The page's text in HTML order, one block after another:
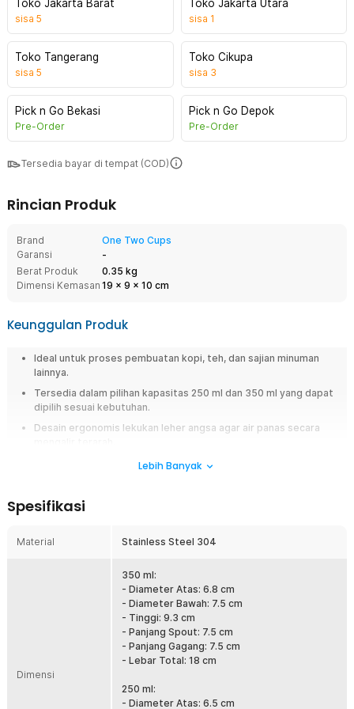
Toko Jakarta Barat
sisa 5
Toko Jakarta Utara
sisa 1
Toko Tangerang
sisa 5
Toko Cikupa
sisa 3
Pick n Go Bekasi
Pre-Order
Pick n Go Depok
Pre-Order
Tersedia bayar di tempat (COD)
Rincian Produk
Brand
One Two Cups
Garansi
-
Berat Produk
0.35 kg
Dimensi Kemasan 19 x 9 x 10 cm
Keunggulan Produk
Ideal untuk proses pembuatan kopi, teh, dan sajian minuman
lainnya.
Tersedia dalam pilihan kapasitas 250 ml dan 350 ml yang dapat
dipilih sesuai kebutuhan.
Desain ergonomis lekukan leher angsa agar air panas secara
Handle dirancang efektif mendistribusikan beban teko secara
Terbuat dari material stainless steel yang tahan panas, anti
karat, dan aman untuk berbagai minuman.
Overview
dari One Two Cups. Hadir dengan leher angsa, spout dan pegangan
ergonomis, serta terbuat dari material stainless steel yang tahan lama.
Ideal untuk proses pembuatan kopi, teh, dan sajian minuman
lainnya. Tersedia dalam dua pilihan kapasitas ideal, yaitu 250 ml dan 350
ml, yang dapat disesuaikan dengan kebutuhan penyajian Anda.
Tuang Minuman dengan Baik
Lebih Banyak
Spesifikasi
Material Stainless Steel 304
Dimensi
350 ml:
- Diameter Atas: 6.8 cm
- Diameter Bawah: 7.5 cm
- Tinggi: 9.3 cm
- Panjang Spout: 7.5 cm
- Panjang Gagang: 7.5 cm
- Lebar Total: 18 cm
250 ml:
- Diameter Atas: 6.5 cm